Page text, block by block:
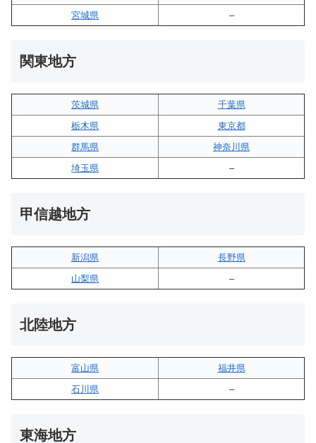
宮城県
–
関東地方
茨城県
千葉県
栃木県
東京都
群馬県
神奈川県
埼玉県
–
甲信越地方
新潟県
長野県
山梨県
–
北陸地方
富山県
福井県
石川県
–
東海地方